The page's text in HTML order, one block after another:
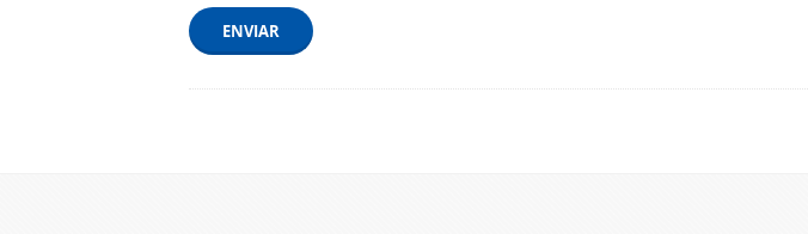
ENVIAR